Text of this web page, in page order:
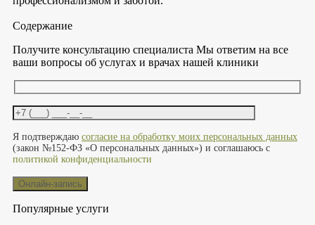
Содержание
Получите консультацию специалиста Мы ответим на все
ваши вопросы об услугах и врачах нашей клиники
Я подтверждаю согласие на обработку моих персональных данных
(закон №152-ФЗ «О персональных данных») и соглашаюсь с
политикой конфиденциальности
Популярные услуги